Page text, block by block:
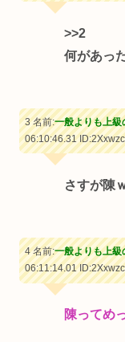
>>2
何があっ
3 名前:一般よりも上級
06:10:46.31
さすが
4 名前:一般よりも上級
06:11:14.01
陳ってめ